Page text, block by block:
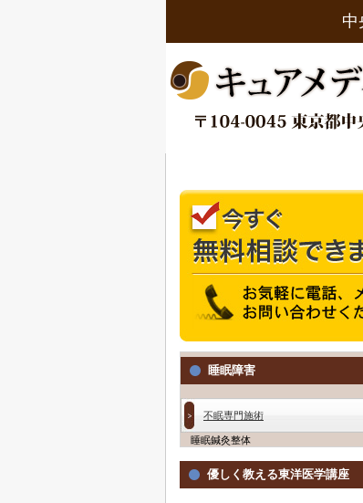
中
睡眠障害
不眠専門施術
睡眠鍼灸整体
優しく教える東洋医学講座